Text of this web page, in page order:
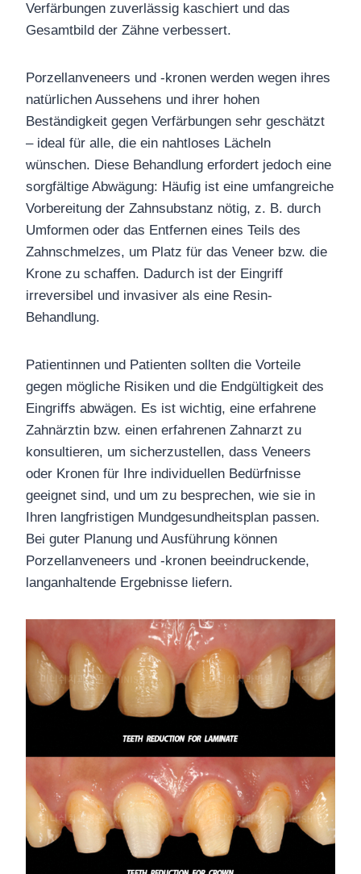
Verfärbungen zuverlässig kaschiert und das
Gesamtbild der Zähne verbessert.
Porzellanveneers und -kronen werden wegen ihres
natürlichen Aussehens und ihrer hohen
Beständigkeit gegen Verfärbungen sehr geschätzt
– ideal für alle, die ein nahtloses Lächeln
wünschen. Diese Behandlung erfordert jedoch eine
sorgfältige Abwägung: Häufig ist eine umfangreiche
Vorbereitung der Zahnsubstanz nötig, z. B. durch
Umformen oder das Entfernen eines Teils des
Zahnschmelzes, um Platz für das Veneer bzw. die
Krone zu schaffen. Dadurch ist der Eingriff
irreversibel und invasiver als eine Resin-
Behandlung.
Patientinnen und Patienten sollten die Vorteile
gegen mögliche Risiken und die Endgültigkeit des
Eingriffs abwägen. Es ist wichtig, eine erfahrene
Zahnärztin bzw. einen erfahrenen Zahnarzt zu
konsultieren, um sicherzustellen, dass Veneers
oder Kronen für Ihre individuellen Bedürfnisse
geeignet sind, und um zu besprechen, wie sie in
Ihren langfristigen Mundgesundheitsplan passen.
Bei guter Planung und Ausführung können
Porzellanveneers und -kronen beeindruckende,
langanhaltende Ergebnisse liefern.